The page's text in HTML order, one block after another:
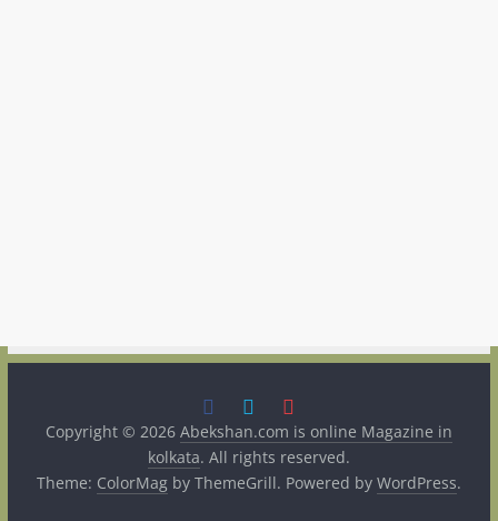
Copyright © 2026 Abekshan.com is online Magazine in
kolkata. All rights reserved.
Theme: ColorMagby ThemeGrill. Powered by WordPress.